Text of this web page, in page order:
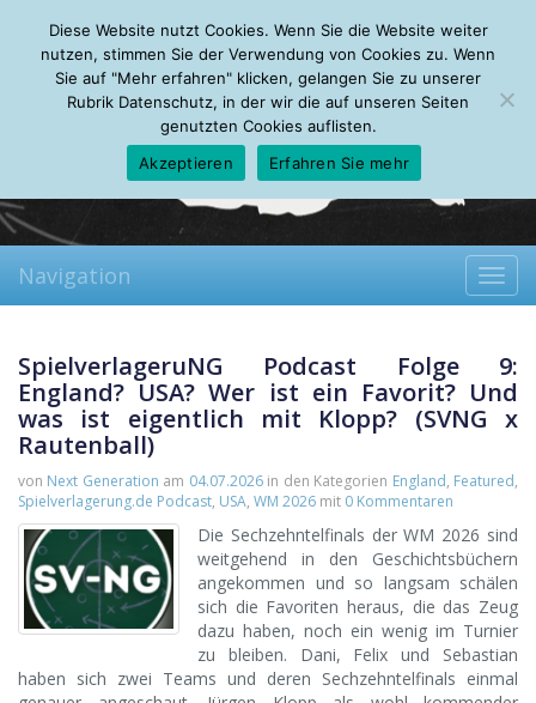
Sunday, 09.08.2026
Mein Account
About Autoren Leseempfehlungen FAQ
Navigation
SpielverlageruNG Podcast Folge 9:
England? USA? Wer ist ein Favorit? Und
was ist eigentlich mit Klopp? (SVNG x
Rautenball)
von Next Generation am 04.07.2026in den Kategorien England, Featured,
Spielverlagerung.de Podcast, USA, WM 2026 mit 0 Kommentaren
Die Sechzehntelfinals der WM 2026 sind
weitgehend in den Geschichtsbüchern
angekommen und so langsam schälen
sich die Favoriten heraus, die das Zeug
dazu haben, noch ein wenig im Turnier
zu bleiben. Dani, Felix und Sebastian
haben sich zwei Teams und deren Sechzehntelfinals einmal
Diese Website nutzt Cookies. Wenn Sie die Website weiter
nutzen, stimmen Sie der Verwendung von Cookies zu. Wenn
Sie auf "Mehr erfahren" klicken, gelangen Sie zu unserer
Rubrik Datenschutz, in der wir die auf unseren Seiten
genutzten Cookies auflisten.
Akzeptieren
Erfahren Sie mehr